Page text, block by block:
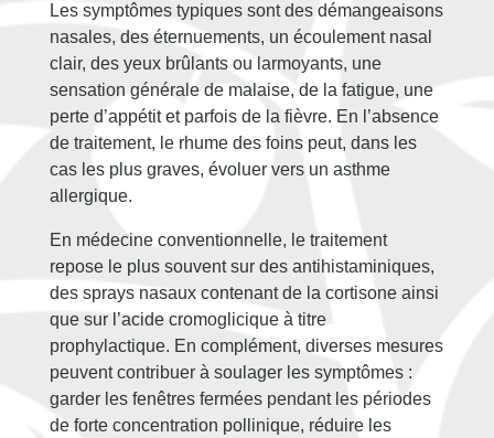
Les symptômes typiques sont des démangeaisons
nasales, des éternuements, un écoulement nasal
clair, des yeux brûlants ou larmoyants, une
sensation générale de malaise, de la fatigue, une
perte d’appétit et parfois de la fièvre. En l’absence
de traitement, le rhume des foins peut, dans les
cas les plus graves, évoluer vers un asthme
allergique.
En médecine conventionnelle, le traitement
repose le plus souvent sur des antihistaminiques,
des sprays nasaux contenant de la cortisone ainsi
que sur l’acide cromoglicique à titre
prophylactique. En complément, diverses mesures
peuvent contribuer à soulager les symptômes :
garder les fenêtres fermées pendant les périodes
de forte concentration pollinique, réduire les